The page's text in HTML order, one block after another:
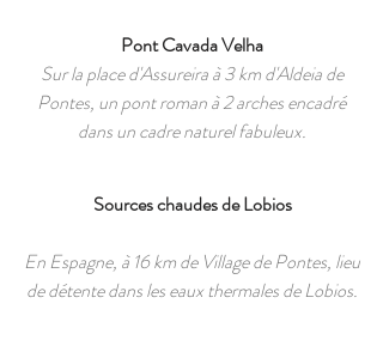
Pont Cavada Velha
Sur la place d'Assureira à 3 km d'Aldeia de
Pontes, un pont roman à 2 arches encadré
dans un cadre naturel fabuleux.
Sources chaudes de Lobios
En Espagne, à 16 km de Village de Pontes, lieu
de détente dans les eaux thermales de Lobios.